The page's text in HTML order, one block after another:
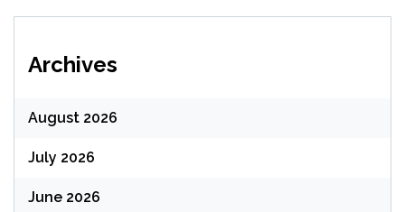
Archives
August 2026
July 2026
June 2026